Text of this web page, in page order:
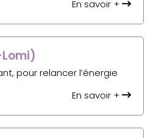
En savoir +
pour relancer l’énergie
En savoir +